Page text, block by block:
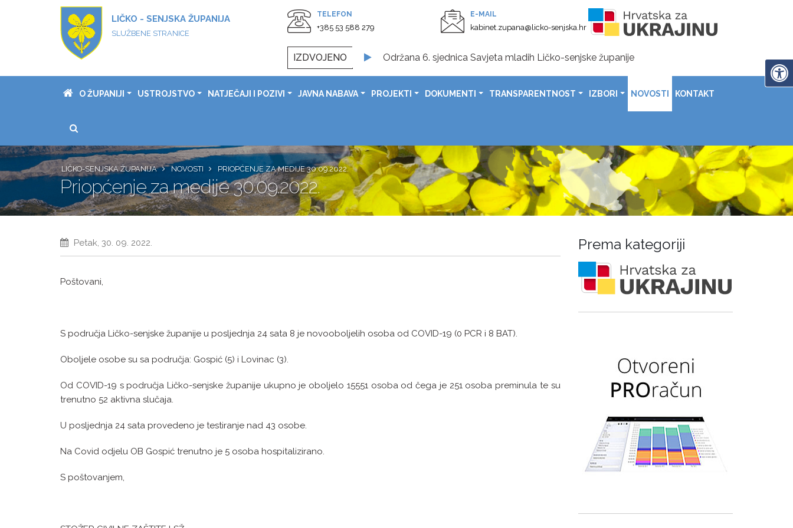
LIČKO - SENJSKA ŽUPANIJA
SLUŽBENE STRANICE
TELEFON
+385 53 588 279
E-MAIL
kabinet.zupana@licko-senjska.hr
IZDVOJENO
Održana 6. sjednica Savjeta mladih Ličko-senjske županije
Svečano otvoreno obnovljeno Spomen-područje za 19 poginulih hrvatskih branitelja u
Čestitka župana Ernesta Petryja povodom Dana pobjede i domovinske zahvalnosti, Dana hrvatskih branitelja i 31. obljetnice vojno-redarstvene operacije
Čestitka župana Ernesta Petryja povodom Dana općine Lovinac
O ŽUPANIJI USTROJSTVO NATJEČAJI I POZIVI JAVNA NABAVA PROJEKTI DOKUMENTI TRANSPARENTNOST IZBORI NOVOSTI KONTAKT
LIČKO-SENJSKA ŽUPANIJA NOVOSTI PRIOPĆENJE ZA MEDIJE 30.09.2022.
Priopćenje za medije 30.09.2022.
Petak, 30. 09. 2022.
Poštovani,
S područja Ličko-senjske županije u posljednja 24 sata 8 je novooboljelih osoba od COVID-19 (0 PCR i 8 BAT).
Oboljele osobe su sa područja: Gospić (5) i Lovinac (3).
Od COVID-19 s područja Ličko-senjske županije ukupno je oboljelo 15551 osoba od čega je 251 osoba preminula te su
trenutno 52 aktivna slučaja.
U posljednja 24 sata provedeno je testiranje nad 43 osobe.
Na Covid odjelu OB Gospić trenutno je 5 osoba hospitalizirano.
S poštovanjem,
Prema kategoriji